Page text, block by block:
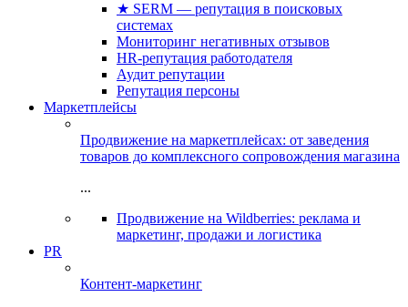
★ SERM — репутация в поисковых
системах
Мониторинг негативных отзывов
HR-репутация работодателя
Аудит репутации
Репутация персоны
Маркетплейсы
Продвижение на маркетплейсах: от заведения
товаров до комплексного сопровождения магазина
...
Продвижение на Wildberries: реклама и
маркетинг, продажи и логистика
PR
Контент-маркетинг